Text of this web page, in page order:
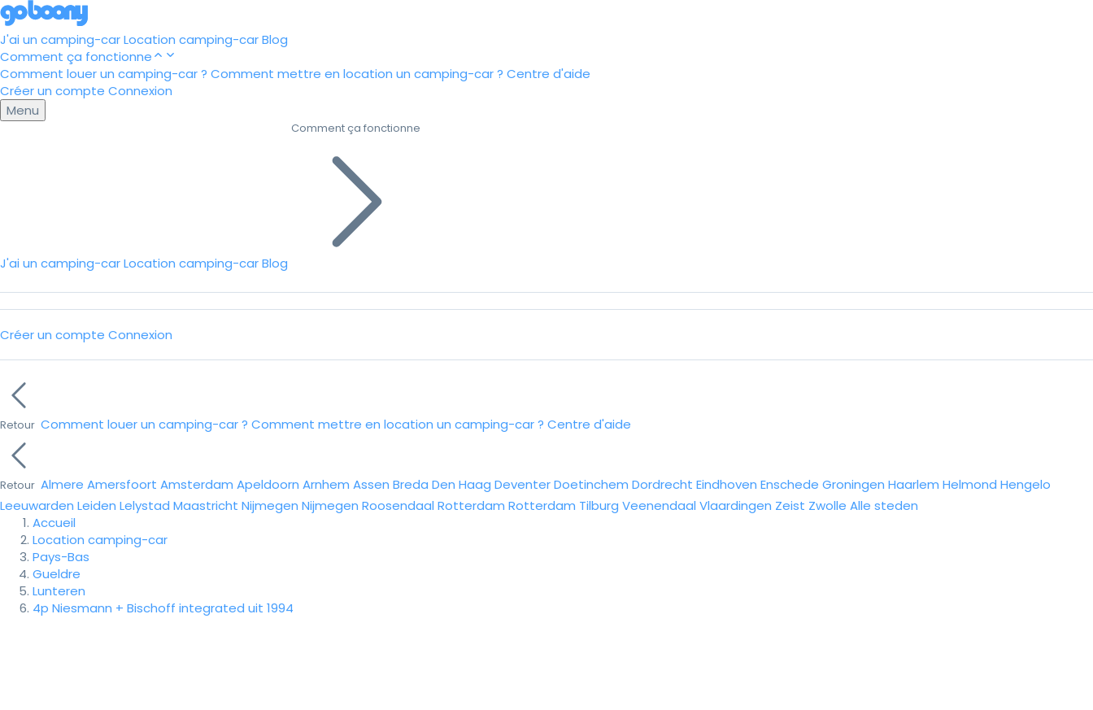
J'ai un camping-carLocation camping-carBlog
Comment ça fonctionne
Comment louer un camping-car ? Comment mettre en location un camping-car ? Centre d'aide
Créer un compte Connexion
Menu
J'ai un camping-carLocation camping-carBlog
Comment ça fonctionne
Créer un compte Connexion
Retour Comment louer un camping-car ? Comment mettre en location un camping-car ? Centre d'aide
Retour Almere Amersfoort Amsterdam Apeldoorn Arnhem Assen Breda Den Haag DeventerDoetinchem Dordrecht Eindhoven Enschede Groningen Haarlem Helmond Hengelo
Leeuwarden Leiden Lelystad Maastricht Nijmegen Nijmegen Roosendaal Rotterdam Rotterdam Tilburg Veenendaal Vlaardingen Zeist Zwolle Alle steden
Accueil
Location camping-car
Pays-Bas
Gueldre
Lunteren
4p Niesmann + Bischoff integrated uit 1994